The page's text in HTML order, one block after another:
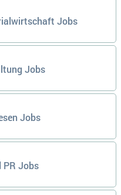
Jobs
Jobs
Jobs
PR Jobs